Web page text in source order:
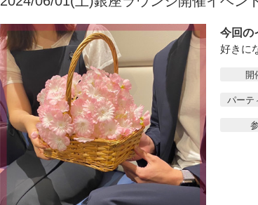
今回の
好きに
開
パーテ